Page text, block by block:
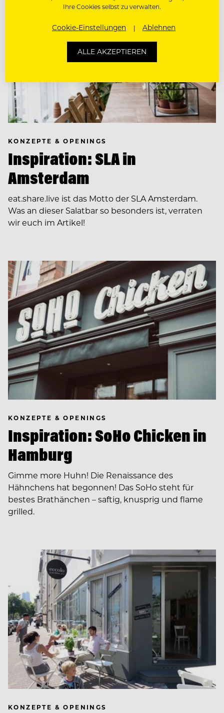
KONZEPTE & OPENINGS
Inspiration: SLA in
Amsterdam
eat.share.live ist das Motto der SLA Amsterdam.
Was an dieser Salatbar so besonders ist, verraten
wir euch im Artikel!
KONZEPTE & OPENINGS
Inspiration: SoHo Chicken in
Hamburg
Gimme more Huhn! Die Renaissance des
Hähnchens hat begonnen! Das SoHo steht für
bestes Brathänchen – saftig, knusprig und flame
grilled.
KONZEPTE & OPENINGS
Ihre Cookies selbst zu verwalten.
Cookie-Einstellungen Ablehnen
ALLE AKZEPTIEREN